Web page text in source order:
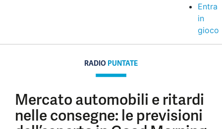
Entra
in
gioco
RADIO PUNTATE
Mercato automobili e ritardi
nelle consegne: le previsioni